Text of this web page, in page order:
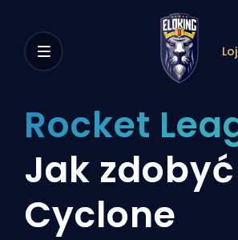
Rocket
Jak zdobyć
Cyclone